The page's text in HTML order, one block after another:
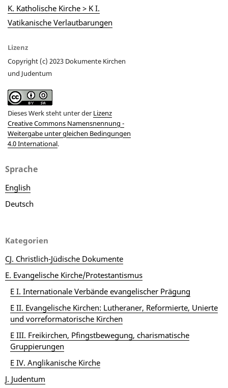
K. Katholische Kirche > K I.
Vatikanische Verlautbarungen
Lizenz
Copyright (c) 2023 Dokumente Kirchen
und Judentum
Dieses Werk steht unter der Lizenz
Creative Commons Namensnennung -
Weitergabe unter gleichen Bedingungen
4.0 International.
Sprache
English
Deutsch
Kategorien
CJ. Christlich-Jüdische Dokumente
E. Evangelische Kirche/Protestantismus
E I. Internationale Verbände evangelischer Prägung
E II. Evangelische Kirchen: Lutheraner, Reformierte, Unierte
und vorreformatorische Kirchen
E III. Freikirchen, Pfingstbewegung, charismatische
Gruppierungen
E IV. Anglikanische Kirche
J. Judentum